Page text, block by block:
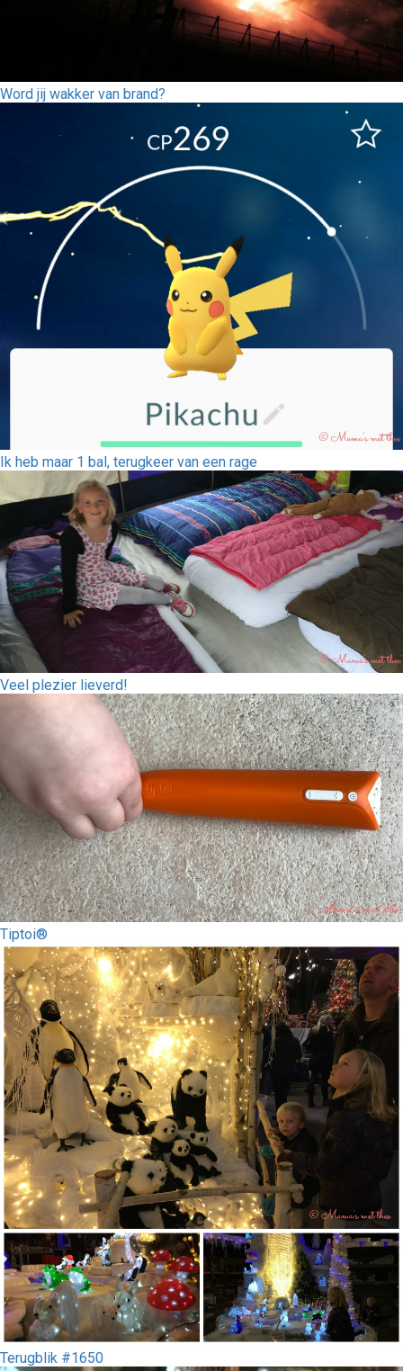
Word jij wakker van brand?
Ik heb maar 1 bal, terugkeer van een rage
Veel plezier lieverd!
Tiptoi®
Terugblik #1650